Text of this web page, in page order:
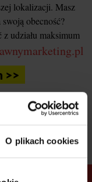
O plikach cookies
lokalizacji. Masz
obecność?
udziału maksimum
>>
bilet